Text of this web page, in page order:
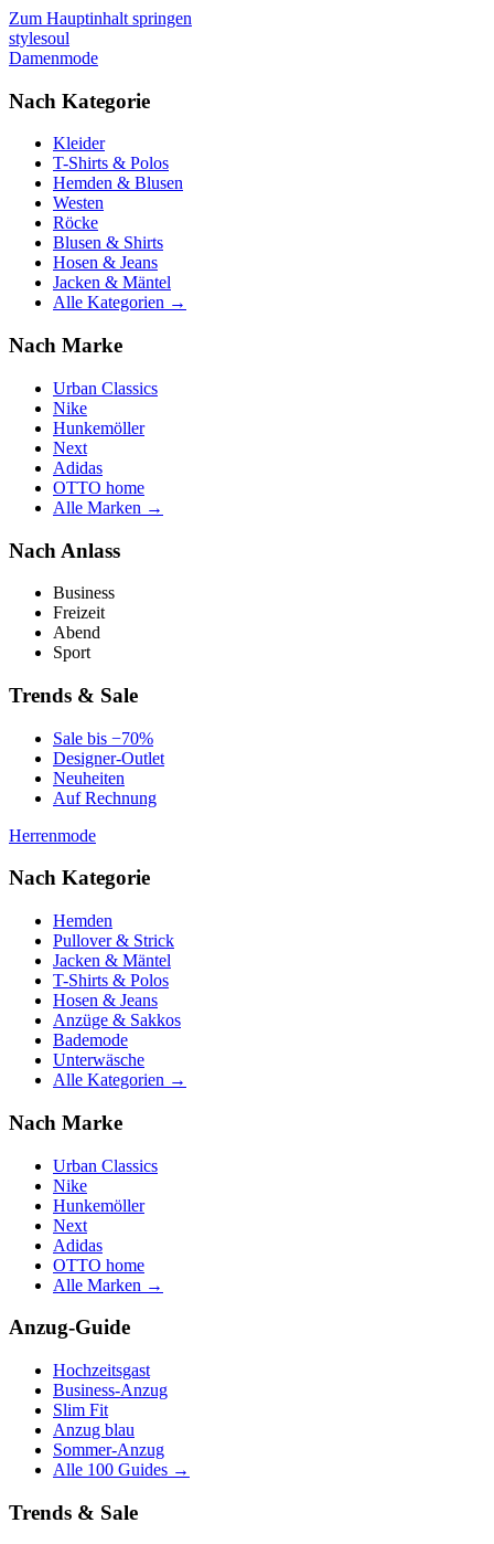
Zum Hauptinhalt springen
stylesoul
Damenmode
Nach Kategorie
Kleider
T-Shirts & Polos
Hemden & Blusen
Westen
Röcke
Blusen & Shirts
Hosen & Jeans
Jacken & Mäntel
Alle Kategorien →
Nach Marke
Urban Classics
Nike
Hunkemöller
Next
Adidas
OTTO home
Alle Marken →
Nach Anlass
Business
Freizeit
Abend
Sport
Trends & Sale
Sale bis −70%
Designer-Outlet
Neuheiten
Auf Rechnung
Herrenmode
Nach Kategorie
Hemden
Pullover & Strick
Jacken & Mäntel
T-Shirts & Polos
Hosen & Jeans
Anzüge & Sakkos
Bademode
Unterwäsche
Alle Kategorien →
Nach Marke
Urban Classics
Nike
Hunkemöller
Next
Adidas
OTTO home
Alle Marken →
Anzug-Guide
Hochzeitsgast
Business-Anzug
Slim Fit
Anzug blau
Sommer-Anzug
Alle 100 Guides →
Trends & Sale